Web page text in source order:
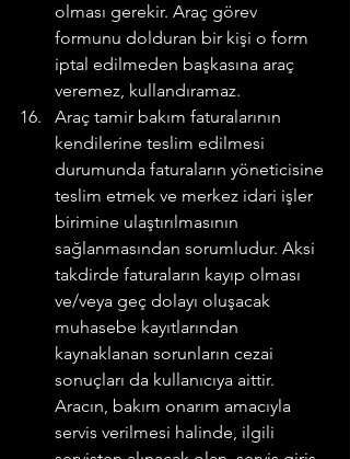
olması gerekir. Araç görev
formunu dolduran bir kişi o form
iptal edilmeden başkasına araç
veremez, kullandıramaz.
Araç tamir bakım faturalarının
kendilerine teslim edilmesi
durumunda faturaların yöneticisine
teslim etmek ve merkez idari işler
birimine ulaştırılmasının
sağlanmasından sorumludur. Aksi
takdirde faturaların kayıp olması
ve/veya geç dolayı oluşacak
muhasebe kayıtlarından
kaynaklanan sorunların cezai
sonuçları da kullanıcıya aittir.
Aracın, bakım onarım amacıyla
servis verilmesi halinde, ilgili